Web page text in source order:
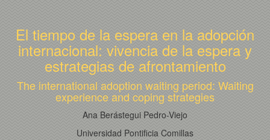
El tiempo de la espera en la adopción
internacional: vivencia de la espera y
estrategias de afrontamiento
The international adoption waiting period: Waiting
experience and coping strategies
Ana Berástegui Pedro-Viejo
Universidad Pontificia Comillas